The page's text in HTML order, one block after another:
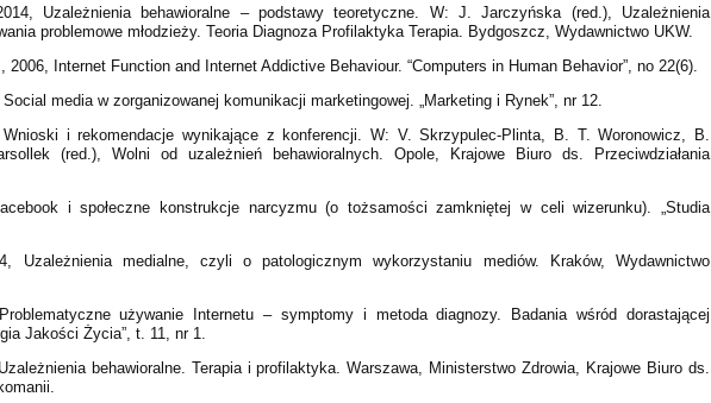
Uzależnienia behawioralne – podstawy teoretyczne. W: J. Jarczyńska (red.), Uzależnienia
problemowe młodzieży. Teoria Diagnoza Profilaktyka Terapia. Bydgoszcz, Wydawnictwo UKW.
2006, Internet Function and Internet Addictive Behaviour. “Computers in Human Behavior”, no 22(6).
media w zorganizowanej komunikacji marketingowej. „Marketing i Rynek”, nr 12.
i rekomendacje wynikające z konferencji. W: V. Skrzypulec-Plinta, B. T. Woronowicz, B.
(red.), Wolni od uzależnień behawioralnych. Opole, Krajowe Biuro ds. Przeciwdziałania
i społeczne konstrukcje narcyzmu (o tożsamości zamkniętej w celi wizerunku). „Studia
Uzależnienia medialne, czyli o patologicznym wykorzystaniu mediów. Kraków, Wydawnictwo
używanie Internetu – symptomy i metoda diagnozy. Badania wśród dorastającej
Jakości Życia”, t. 11, nr 1.
behawioralne. Terapia i profilaktyka. Warszawa, Ministerstwo Zdrowia, Krajowe Biuro ds.